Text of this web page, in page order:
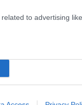
to advertising
Δεν θα
συναδέλφους
κάμερες η